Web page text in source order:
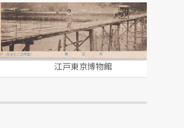
大正橋(信州観光絵葉書)
江戸東京博物館